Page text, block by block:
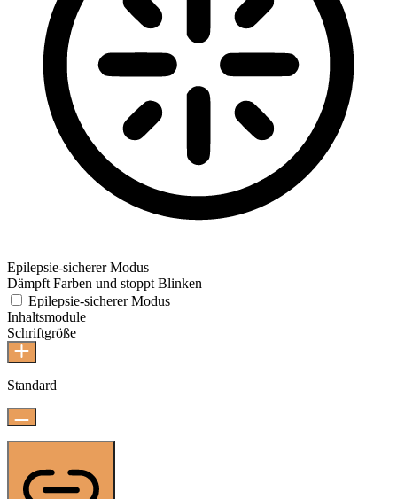
Epilepsie-sicherer Modus
Dämpft Farben und stoppt Blinken
Epilepsie-sicherer Modus
Inhaltsmodule
Schriftgröße
Standard